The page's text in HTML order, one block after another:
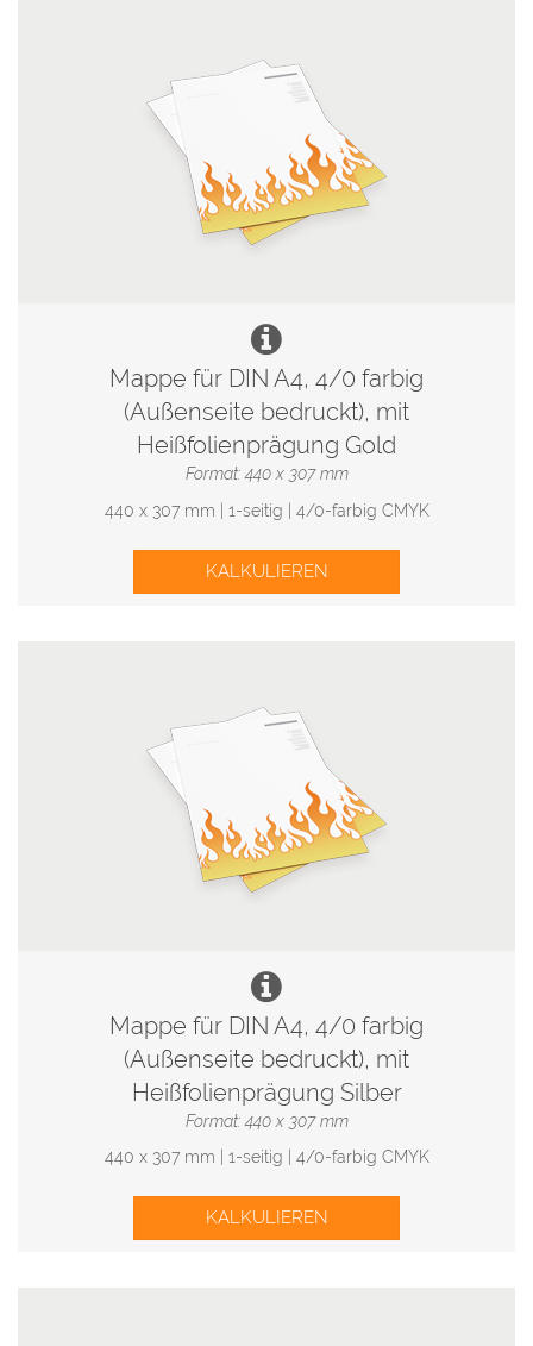
Mappe für DIN A4, 4/0 farbig
(Außenseite bedruckt), mit
Heißfolienprägung Gold
Format: 440 x 307 mm
440 x 307 mm | 1-seitig | 4/0-farbig CMYK
KALKULIEREN
Mappe für DIN A4, 4/0 farbig
(Außenseite bedruckt), mit
Heißfolienprägung Silber
Format: 440 x 307 mm
440 x 307 mm | 1-seitig | 4/0-farbig CMYK
KALKULIEREN